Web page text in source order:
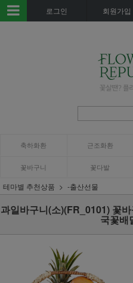
로그인 회원가입
축하화환 근조화환
꽃바구니 꽃다발
테마별 추천상품 -출산선물
과일바구니(소)(FR_0101) 꽃
국꽃배